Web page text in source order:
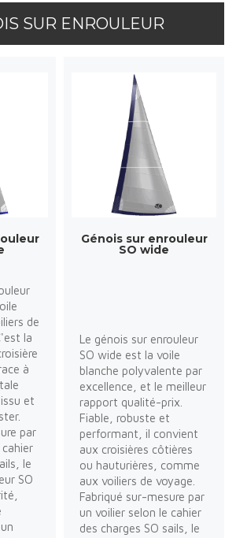
SUR ENROULEUR
de
la
à
et
par
le
SO
Génois sur enrouleur
SO wide
Le génois sur enrouleur
SO wide est la voile
blanche polyvalente par
excellence, et le meilleur
rapport qualité-prix.
Fiable, robuste et
performant, il convient
aux croisières côtières
ou hauturières, comme
aux voiliers de voyage.
Fabriqué sur-mesure par
un voilier selon le cahier
des charges SO sails, le